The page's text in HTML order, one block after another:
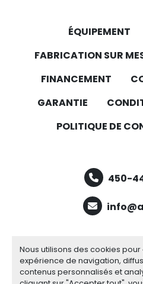
Nous utilisons des cookies
expérience de navigation,
contenus personnalisés et
ÉQUIPEMENT
FABRICATION SUR
FINANCEMENT
GARANTIE
POLITIQUE DE
450-